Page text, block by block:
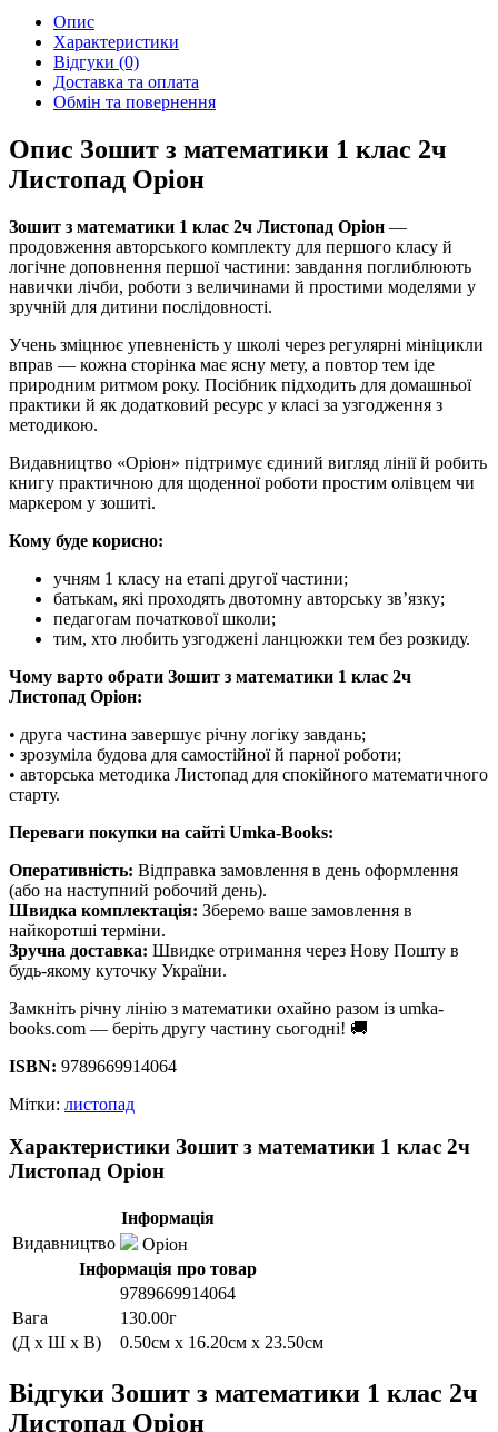
Опис
Характеристики
Відгуки (0)
Доставка та оплата
Обмін та повернення
Опис Зошит з математики 1 клас 2ч
Листопад Оріон
Зошит з математики 1 клас 2ч Листопад Оріон —
продовження авторського комплекту для першого класу й
логічне доповнення першої частини: завдання поглиблюють
навички лічби, роботи з величинами й простими моделями у
зручній для дитини послідовності.
Учень зміцнює упевненість у школі через регулярні мініцикли
вправ — кожна сторінка має ясну мету, а повтор тем іде
природним ритмом року. Посібник підходить для домашньої
практики й як додатковий ресурс у класі за узгодження з
методикою.
Видавництво «Оріон» підтримує єдиний вигляд лінії й робить
книгу практичною для щоденної роботи простим олівцем чи
маркером у зошиті.
Кому буде корисно:
учням 1 класу на етапі другої частини;
батькам, які проходять двотомну авторську зв’язку;
педагогам початкової школи;
тим, хто любить узгоджені ланцюжки тем без розкиду.
Чому варто обрати Зошит з математики 1 клас 2ч
Листопад Оріон:
• друга частина завершує річну логіку завдань;
• зрозуміла будова для самостійної й парної роботи;
• авторська методика Листопад для спокійного математичного
старту.
Переваги покупки на сайті Umka-Books:
Оперативність: Відправка замовлення в день оформлення
(або на наступний робочий день).
Швидка комплектація: Зберемо ваше замовлення в
найкоротші терміни.
Зручна доставка: Швидке отримання через Нову Пошту в
будь-якому куточку України.
Замкніть річну лінію з математики охайно разом із umka-
books.com — беріть другу частину сьогодні! 🚚
ISBN: 9789669914064
Мітки: листопад
Характеристики Зошит з математики 1 клас 2ч
Листопад Оріон
Інформація
Видавництво
Оріон
Інформація про товар
9789669914064
Вага
130.00г
(Д x Ш x В)
0.50см x 16.20см x 23.50см
Відгуки Зошит з математики 1 клас 2ч
Листопад Оріон